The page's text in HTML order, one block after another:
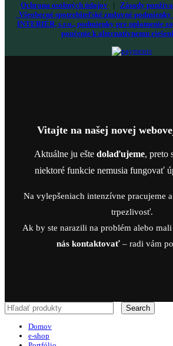
Ochrana osobných údajov | Zásady
Všeobecné spotrebiteľské zmluvné
INTERIÉR, s.r.o., podmienky pre uplatnenie
poučenie k alternatívnemu
Vitajte na našej novej
Aktuálne ju ešte dolaďujeme, preto
niektoré funkcie nemusia fungovať
Na vylepšeniach intenzívne pracujeme
trpezlivosť.
Ak by ste narazili na problém alebo
nás kontaktovať – radi vám
Search
Domov
e-shop